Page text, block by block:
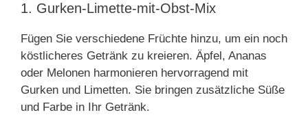
1. Gurken-Limette-mit-Obst-Mix
Fügen Sie verschiedene Früchte hinzu, um ein noch
köstlicheres Getränk zu kreieren. Äpfel, Ananas
oder Melonen harmonieren hervorragend mit
Gurken und Limetten. Sie bringen zusätzliche Süße
und Farbe in Ihr Getränk.